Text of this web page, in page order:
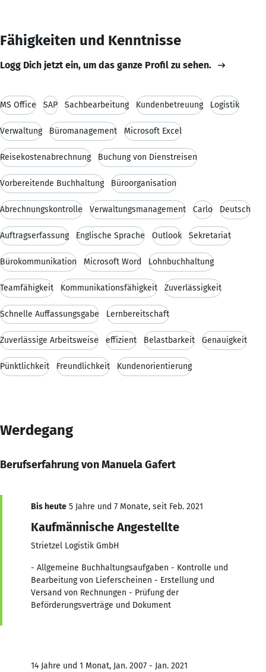
Fähigkeiten und Kenntnisse
Logg Dich jetzt ein, um das ganze Profil zu sehen.
MS Office SAP Sachbearbeitung Kundenbetreuung Logistik
Verwaltung Büromanagement Microsoft Excel
Reisekostenabrechnung Buchung von Dienstreisen
Vorbereitende Buchhaltung Büroorganisation
Abrechnungskontrolle Verwaltungsmanagement Carlo Deutsch
Auftragserfassung Englische Sprache Outlook Sekretariat
Bürokommunikation Microsoft Word Lohnbuchhaltung
Teamfähigkeit Kommunikationsfähigkeit Zuverlässigkeit
Schnelle Auffassungsgabe Lernbereitschaft
Zuverlässige Arbeitsweise effizient Belastbarkeit Genauigkeit
Pünktlichkeit Freundlichkeit Kundenorientierung
Werdegang
Berufserfahrung von Manuela Gafert
Bis heute 5 Jahre und 7 Monate, seit Feb. 2021
Kaufmännische Angestellte
Strietzel Logistik GmbH
- Allgemeine Buchhaltungsaufgaben - Kontrolle und
Bearbeitung von Lieferscheinen - Erstellung und
Versand von Rechnungen - Prüfung der
Beförderungsverträge und Dokument
14 Jahre und 1 Monat, Jan. 2007 - Jan. 2021